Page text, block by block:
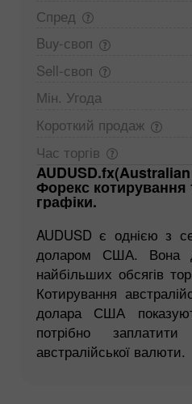
Спред
Buy-своп
Sell-своп
Мін. Угода
Короткий продаж
Час торгів
AUDUSD.fx(Australian vs US Dollar).
Форекс котирування
графіки.
AUDUSD є однією з
доларом США. Вона
найбільших обсягів
Котирування
долара США
потрібно
австралійської валюти.